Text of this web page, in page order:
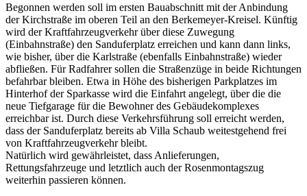
Begonnen werden soll im ersten Bauabschnitt mit der Anbindung
der Kirchstraße im oberen Teil an den Berkemeyer-Kreisel. Künftig
wird der Kraftfahrzeugverkehr über diese Zuwegung
(Einbahnstraße) den Sanduferplatz erreichen und kann dann links,
wie bisher, über die Karlstraße (ebenfalls Einbahnstraße) wieder
abfließen. Für Radfahrer sollen die Straßenzüge in beide Richtungen
befahrbar bleiben. Etwa in Höhe des bisherigen Parkplatzes im
Hinterhof der Sparkasse wird die Einfahrt angelegt, über die die
neue Tiefgarage für die Bewohner des Gebäudekomplexes
erreichbar ist. Durch diese Verkehrsführung soll erreicht werden,
dass der Sanduferplatz bereits ab Villa Schaub weitestgehend frei
von Kraftfahrzeugverkehr bleibt.
Natürlich wird gewährleistet, dass Anlieferungen,
Rettungsfahrzeuge und letztlich auch der Rosenmontagszug
weiterhin passieren können.